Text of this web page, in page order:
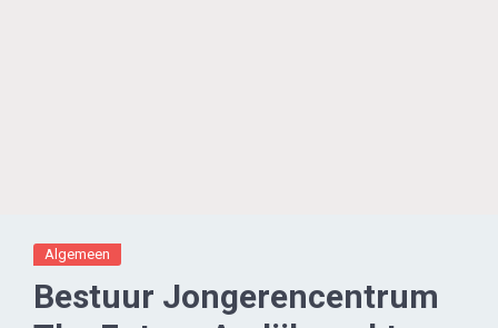
Algemeen
Bestuur Jongerencentrum